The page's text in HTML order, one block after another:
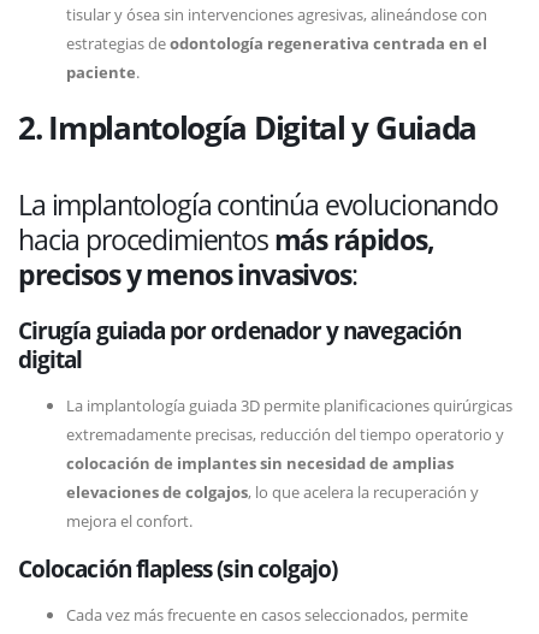
tisular y ósea sin intervenciones agresivas, alineándose con
estrategias deodontología regenerativa centrada en el
paciente.
2. Implantología Digital y Guiada
La implantología continúa evolucionando
hacia procedimientosmás rápidos,
precisos y menos invasivos:
Cirugía guiada por ordenador y navegación
digital
La implantología guiada 3D permite planificaciones quirúrgicas
extremadamente precisas, reducción del tiempo operatorio y
colocación de implantes sin necesidad de amplias
elevaciones de colgajos, lo que acelera la recuperación y
mejora el confort.
Colocación flapless (sin colgajo)
Cada vez más frecuente en casos seleccionados, permite